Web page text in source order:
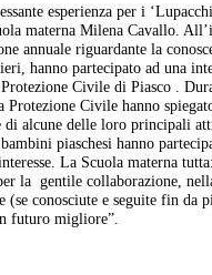
esperienza per i
materna Milena Cavallo.
annuale riguardante la
hanno partecipato ad una
Civile di Piasco .
Protezione Civile hanno
di alcune delle loro principali
piaschesi hanno
La Scuola materna
la gentile collaborazione,
(se conosciute e seguite fin da
futuro migliore”.